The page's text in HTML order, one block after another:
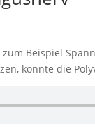
Beispiel
könnte die